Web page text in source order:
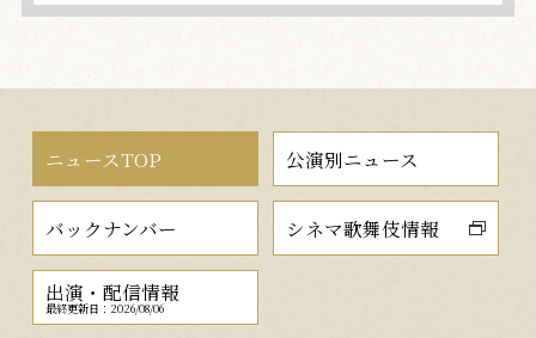
ニュースTOP 公演別ニュース
バックナンバー シネマ歌舞伎情報
出演・配信情報
最終更新日：2026/08/06